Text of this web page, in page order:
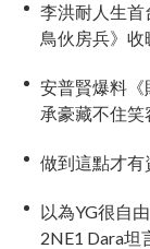
李洪耐人生
鳥伙房兵》
安普賢爆料《
承豪藏不住笑
做到這點才有
以為YG很自
2NE1 Dara坦